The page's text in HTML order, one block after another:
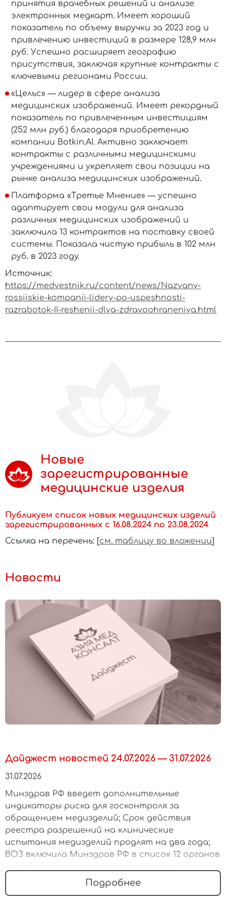
принятия врачебных решений и анализе
электронных медкарт. Имеет хороший
показатель по объему выручки за 2023 год и
привлечению инвестиций в размере 128,9 млн
руб. Успешно расширяет географию
присутствия, заключая крупные контракты с
ключевыми регионами России.
«Цельс» — лидер в сфере анализа
медицинских изображений. Имеет рекордный
показатель по привлеченным инвестициям
(252 млн руб.) благодаря приобретению
компании Botkin.AI. Активно заключает
контракты с различными медицинскими
учреждениями и укрепляет свои позиции на
рынке анализа медицинских изображений.
Платформа «Третье Мнение» — успешно
адаптирует свои модули для анализа
различных медицинских изображений и
заключила 13 контрактов на поставку своей
системы. Показала чистую прибыль в 102 млн
руб. в 2023 году.
Источник:
https://medvestnik.ru/content/news/Nazvany-
rossiiskie-kompanii-lidery-po-uspeshnosti-
razrabotok-II-reshenii-dlya-zdravoohraneniya.html
Новые
зарегистрированные
медицинские изделия
Публикуем список новых медицинских изделий
зарегистрированных с 16.08.2024 по 23.08.2024
Ссылка на перечень: [см. таблицу во вложении]
Новости
Дайджест новостей 24.07.2026 — 31.07.2026
31.07.2026
Минздрав РФ введет дополнительные
индикаторы риска для госконтроля за
обращением медизделий; Срок действия
реестра разрешений на клинические
испытания медизделий продлят на два года;
ВОЗ включила Минздрав РФ в список 12 органов
для облегчения регулирования рынка
Подробнее